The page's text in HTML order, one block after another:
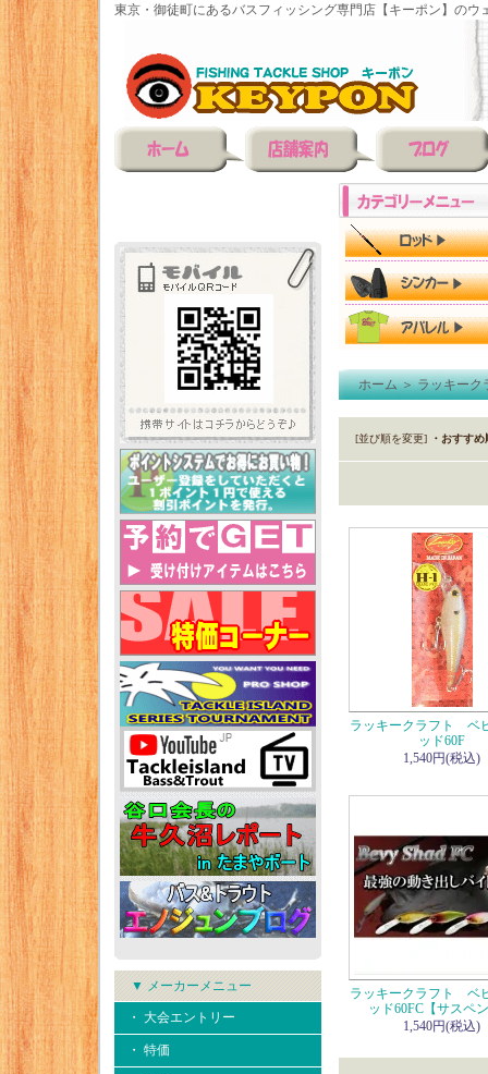
東京・御徒町にあるバスフィッシング専門店【キーポン】のウ
▼ メーカーメニュー
・ 大会エントリー
・ 特価
ホーム＞ラッキーク
[並び順を変更] ・おすすめ
ラッキークラフト ベ
ッド60F
1,540円(税込)
ラッキークラフト ベ
ッド60FC【サスペ
1,540円(税込)